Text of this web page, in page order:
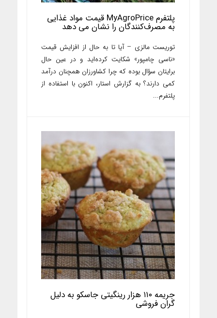
پلتفرم MyAgroPrice قیمت مواد غذایی
به مصرف‌کنندگان را نشان می دهد
توریست مالزی – آیا تا به حال از افزایش قیمت
«ناسی چامپور» شکایت کرده‌اید و در عین حال
برایتان سؤال بوده که چرا کشاورزان همچنان درآمد
کمی دارند؟ به گزارش استار، اکنون با استفاده از
پلتفرم...
جریمه ۱۱۰ هزار رینگیتی جاسکو به دلیل
گران فروشی